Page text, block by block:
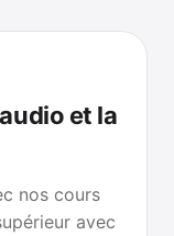
et la
nos cours
avec